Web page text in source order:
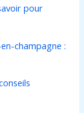
pour
champagne :